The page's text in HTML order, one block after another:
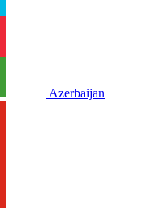
Azerbaijan